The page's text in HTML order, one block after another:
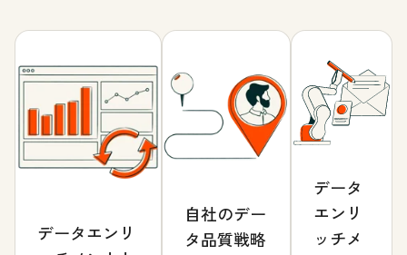
データエンリ
自社のデー
タ品質戦略
データ
エンリ
ッチメ